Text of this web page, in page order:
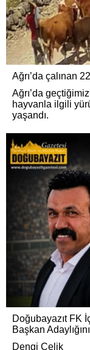
Ağrı’da çalınan
Ağrı’da
hayvanla ilgili
yaşandı.
Doğubayazıt FK
Başkan
Dengi Çelik